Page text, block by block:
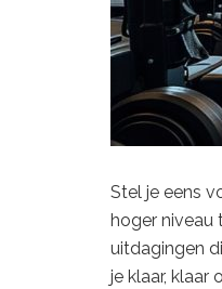
Stel je eens
hoger niveau
uitdagingen
je klaar, klaar